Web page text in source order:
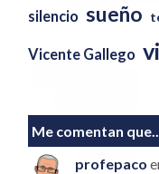
silencio sueño
Vicente Gallego
Me comentan
profepaco